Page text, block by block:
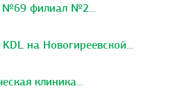
№69 филиал №2…
на Новогиреевской…
клиника…